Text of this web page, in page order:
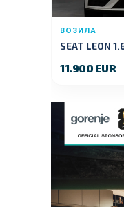
ВОЗИЛА
SEAT LEON
11.900 EUR